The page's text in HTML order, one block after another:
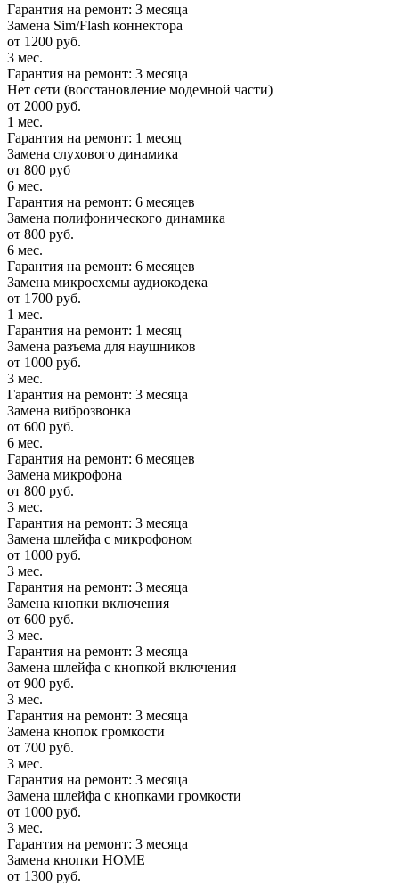
Гарантия на ремонт: 3 месяца
Замена Sim/Flash коннектора
от 1200 руб.
3 мес.
Гарантия на ремонт: 3 месяца
Нет сети (восстановление модемной части)
от 2000 руб.
1 мес.
Гарантия на ремонт: 1 месяц
Замена слухового динамика
от 800 руб
6 мес.
Гарантия на ремонт: 6 месяцев
Замена полифонического динамика
от 800 руб.
6 мес.
Гарантия на ремонт: 6 месяцев
Замена микросхемы аудиокодека
от 1700 руб.
1 мес.
Гарантия на ремонт: 1 месяц
Замена разъема для наушников
от 1000 руб.
3 мес.
Гарантия на ремонт: 3 месяца
Замена виброзвонка
от 600 руб.
6 мес.
Гарантия на ремонт: 6 месяцев
Замена микрофона
от 800 руб.
3 мес.
Гарантия на ремонт: 3 месяца
Замена шлейфа с микрофоном
от 1000 руб.
3 мес.
Гарантия на ремонт: 3 месяца
Замена кнопки включения
от 600 руб.
3 мес.
Гарантия на ремонт: 3 месяца
Замена шлейфа с кнопкой включения
от 900 руб.
3 мес.
Гарантия на ремонт: 3 месяца
Замена кнопок громкости
от 700 руб.
3 мес.
Гарантия на ремонт: 3 месяца
Замена шлейфа с кнопками громкости
от 1000 руб.
3 мес.
Гарантия на ремонт: 3 месяца
Замена кнопки HOME
от 1300 руб.